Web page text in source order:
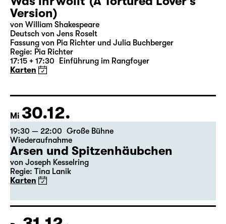
So 27.12.
18:00 — 19:25 Große Bühne
Was ihr wollt (A Tortured Lover’s
Version)
von William Shakespeare
Deutsch von Jens Roselt
17:15 + 17:30 Einführung im Rangfoyer
Karten
Mi 30.12.
19:30 — 22:00 Große Bühne
Wiederaufnahme
Arsen und Spitzenhäubchen
von Joseph Kesselring
Regie: Tina Lanik
Karten